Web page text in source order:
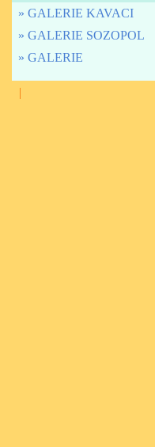
» GALERIE KAVACI
» GALERIE SOZOPOL
» GALERIE
|